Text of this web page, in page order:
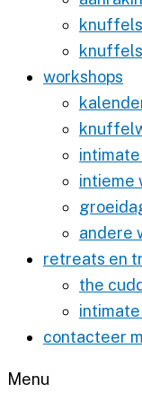
workshops
intieme
andere
retreats en
the
contacteer
Menu